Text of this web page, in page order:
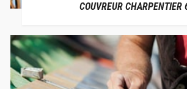
COUVREUR CHARPENTIER